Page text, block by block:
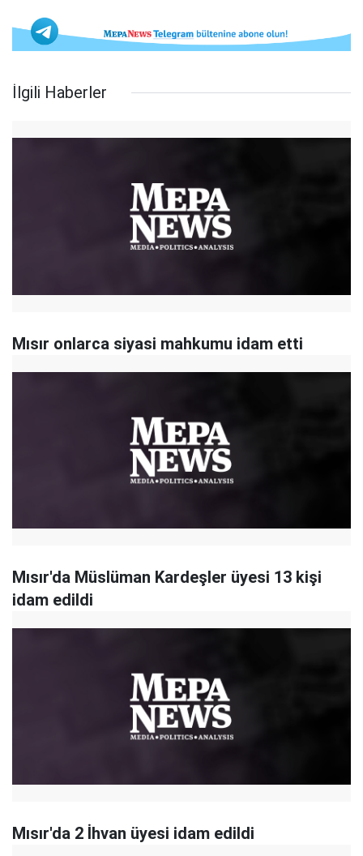
İlgili Haberler
Mısır onlarca siyasi mahkumu idam etti
Mısır'da Müslüman Kardeşler üyesi 13 kişi
idam edildi
Mısır'da 2 İhvan üyesi idam edildi